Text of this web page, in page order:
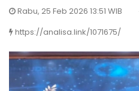
Rabu, 25 Feb 2026 13:51 WIB
https://analisa.link/1071675/